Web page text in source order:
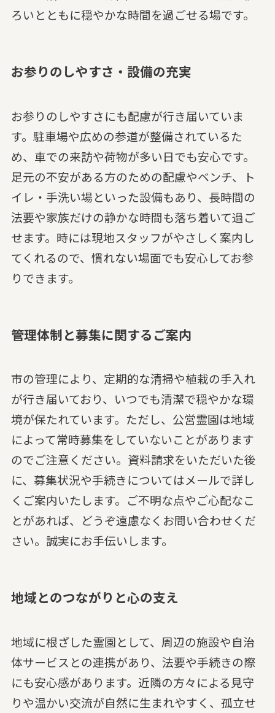
ろいとともに穏やかな時間を過ごせる場です。
お参りのしやすさ・設備の充実
お参りのしやすさにも配慮が行き届いていま
す。駐車場や広めの参道が整備されているた
め、車での来訪や荷物が多い日でも安心です。
足元の不安がある方のための配慮やベンチ、ト
イレ・手洗い場といった設備もあり、長時間の
法要や家族だけの静かな時間も落ち着いて過ご
せます。時には現地スタッフがやさしく案内し
てくれるので、慣れない場面でも安心してお参
りできます。
管理体制と募集に関するご案内
市の管理により、定期的な清掃や植栽の手入れ
が行き届いており、いつでも清潔で穏やかな環
境が保たれています。ただし、公営霊園は地域
によって常時募集をしていないことがあります
のでご注意ください。資料請求をいただいた後
に、募集状況や手続きについてはメールで詳し
くご案内いたします。ご不明な点やご心配なこ
とがあれば、どうぞ遠慮なくお問い合わせくだ
さい。誠実にお手伝いします。
地域とのつながりと心の支え
地域に根ざした霊園として、周辺の施設や自治
体サービスとの連携があり、法要や手続きの際
にも安心感があります。近隣の方々による見守
りや温かい交流が自然に生まれやすく、孤立せ